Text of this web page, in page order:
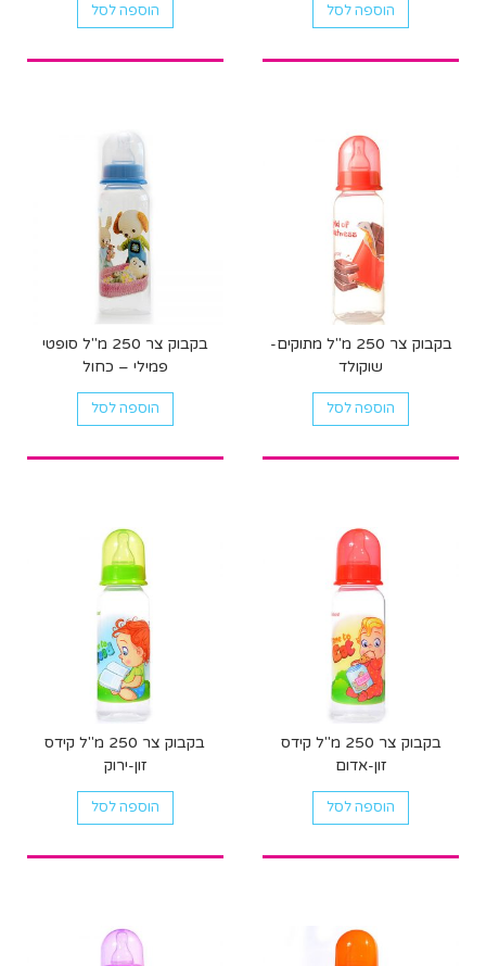
הוספה לסל הוספה לסל
בקבוק צר 250 מ"ל מתוקים-
שוקולד
הוספה לסל
בקבוק צר 250 מ"ל סופטי
פמילי – כחול
הוספה לסל
בקבוק צר 250 מ"ל קידס
זון-אדום
הוספה לסל
בקבוק צר 250 מ"ל קידס
זון-ירוק
הוספה לסל